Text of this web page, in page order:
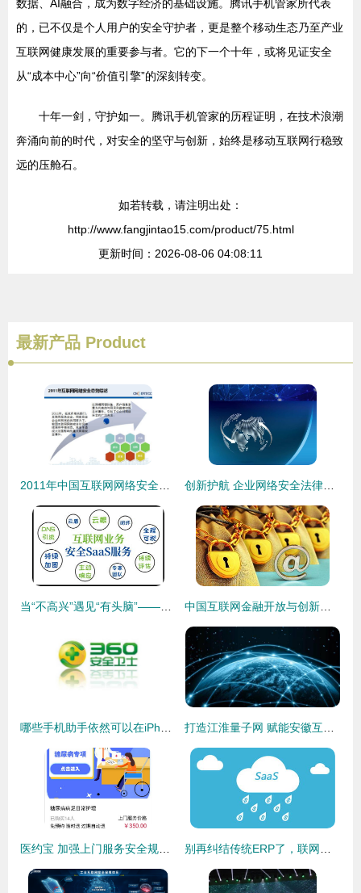
数据、AI融合，成为数字经济的基础设施。腾讯手机管家所代表
的，已不仅是个人用户的安全守护者，更是整个移动生态乃至产业
互联网健康发展的重要参与者。它的下一个十年，或将见证安全
从“成本中心”向“价值引擎”的深刻转变。
十年一剑，守护如一。腾讯手机管家的历程证明，在技术浪潮
奔涌向前的时代，对安全的坚守与创新，始终是移动互联网行稳致
远的压舱石。
如若转载，请注明出处：
http://www.fangjintao15.com/product/75.html
更新时间：2026-08-06 04:08:11
最新产品 Product